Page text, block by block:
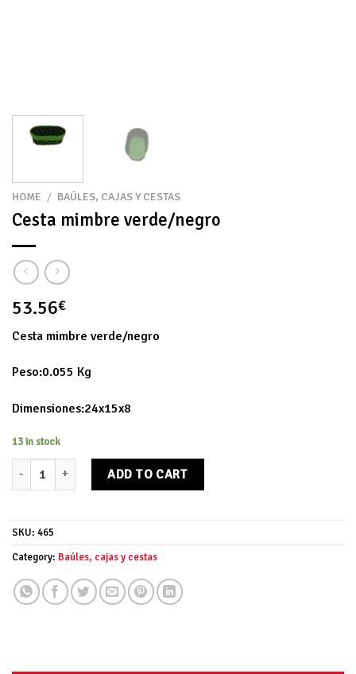
HOME / BAÚLES, CAJAS Y CESTAS
Cesta mimbre verde/negro
53.56€
Cesta mimbre verde/negro
Peso:0.055 Kg
Dimensiones:24x15x8
13 in stock
Cesta mimbre verde/negro quantity
ADD TO CART
SKU: 465
Category: Baúles, cajas y cestas